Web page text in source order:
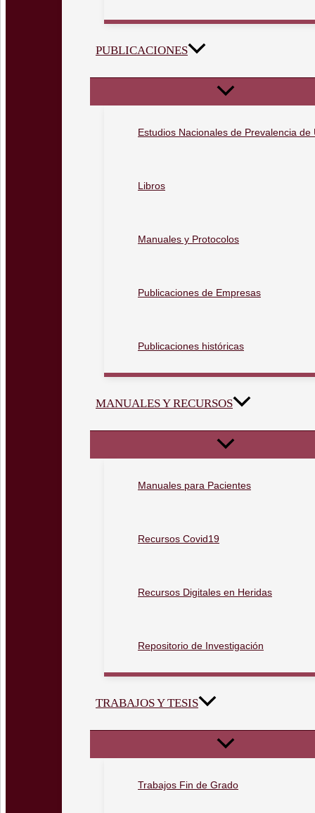
PUBLICACIONES
Estudios Nacionales de Prevalencia de
Libros
Manuales y Protocolos
Publicaciones de Empresas
Publicaciones históricas
MANUALES Y RECURSOS
Manuales para Pacientes
Recursos Covid19
Recursos Digitales en Heridas
Repositorio de Investigación
TRABAJOS Y TESIS
Trabajos Fin de Grado